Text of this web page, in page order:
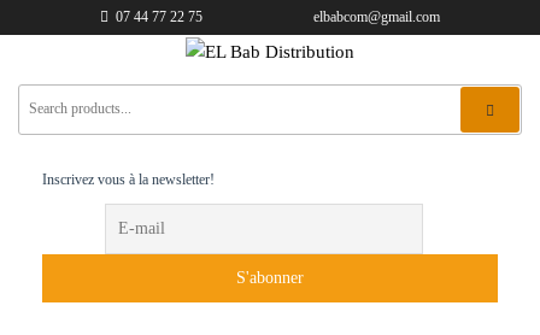
07 44 77 22 75 elbabcom@gmail.com
EL Bab Distribution
Inscrivez vous à la newsletter!